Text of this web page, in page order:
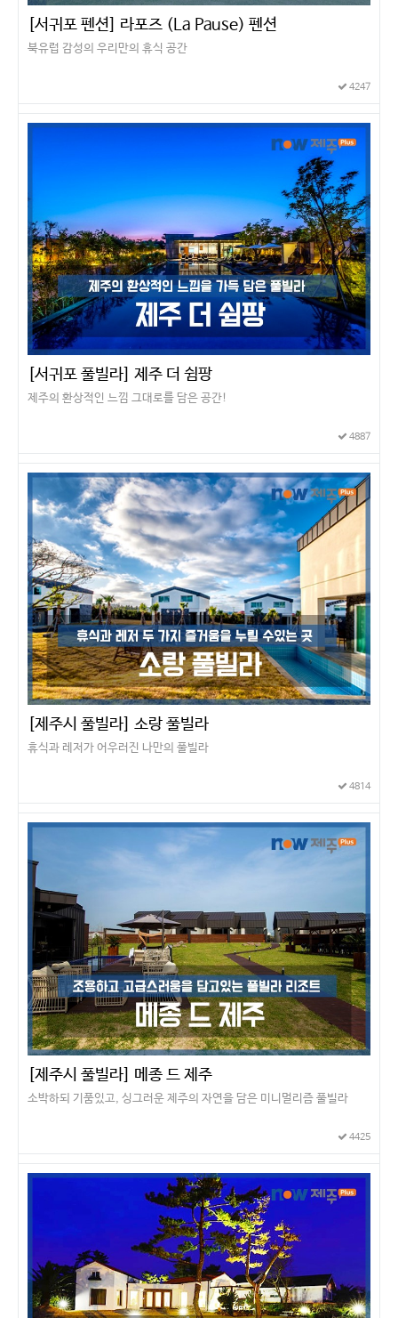
[서귀포 펜션] 라포즈 (La Pause) 펜션
북유럽 감성의 우리만의 휴식 공간
4247
[서귀포 풀빌라] 제주 더 쉼팡
제주의 환상적인 느낌 그대로를 담은 공간!
4887
[제주시 풀빌라] 소랑 풀빌라
휴식과 레저가 어우러진 나만의 풀빌라
4814
[제주시 풀빌라] 메종 드 제주
소박하되 기품있고, 싱그러운 제주의 자연을 담은 미니멀리즘 풀빌라
4425